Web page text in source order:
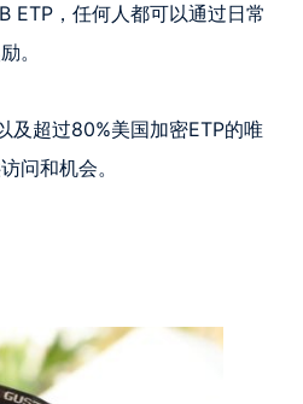
ETP，任何人都可以通过日常
。
及超过80%美国加密ETP的唯
问和机会。